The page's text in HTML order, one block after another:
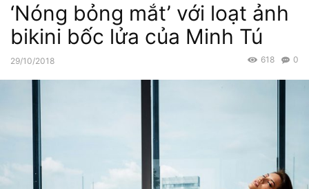
‘Nóng bỏng mắt’ với loạt ảnh
bikini bốc lửa của Minh Tú
29/10/2018 0
618